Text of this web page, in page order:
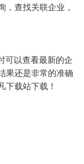
，查找关联企业，
以查看最新的企
果还是非常的准确
下载站下载！